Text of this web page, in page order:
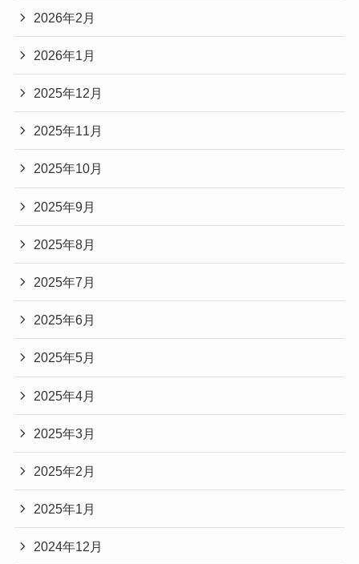
2026年2月
2026年1月
2025年12月
2025年11月
2025年10月
2025年9月
2025年8月
2025年7月
2025年6月
2025年5月
2025年4月
2025年3月
2025年2月
2025年1月
2024年12月